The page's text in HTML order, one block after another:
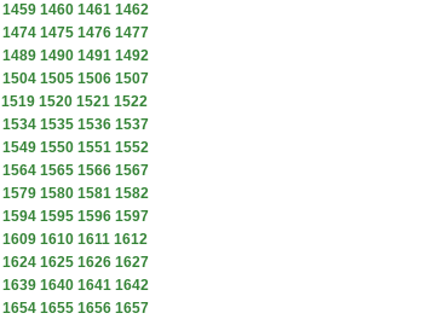
1459 1460 1461 1462
1474 1475 1476 1477
1489 1490 1491 1492
1504 1505 1506 1507
1519 1520 1521 1522
1534 1535 1536 1537
1549 1550 1551 1552
1564 1565 1566 1567
1579 1580 1581 1582
1594 1595 1596 1597
1609 1610 1611 1612
1624 1625 1626 1627
1639 1640 1641 1642
1654 1655 1656 1657